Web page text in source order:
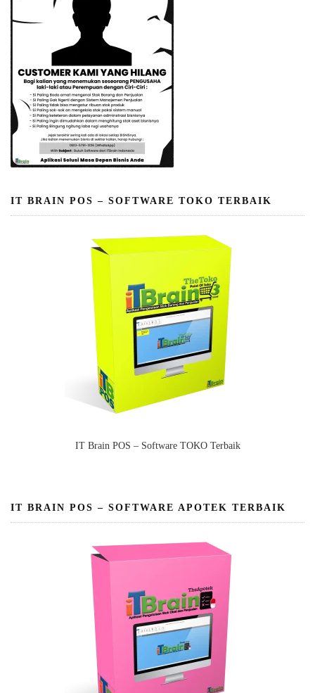
IT BRAIN POS – SOFTWARE TOKO TERBAIK
IT Brain POS – Software TOKO Terbaik
IT BRAIN POS – SOFTWARE APOTEK TERBAIK